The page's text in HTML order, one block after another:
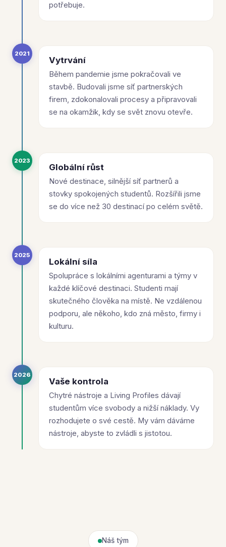
potřebuje.
2021
Vytrvání
Během pandemie jsme pokračovali ve
stavbě. Budovali jsme síť partnerských
firem, zdokonalovali procesy a připravovali
se na okamžik, kdy se svět znovu otevře.
2023
Globální růst
Nové destinace, silnější síť partnerů a
stovky spokojených studentů. Rozšířili jsme
se do více než 30 destinací po celém světě.
2025
Lokální síla
Spolupráce s lokálními agenturami a týmy v
každé klíčové destinaci. Studenti mají
skutečného člověka na místě. Ne vzdálenou
podporu, ale někoho, kdo zná město, firmy i
kulturu.
2026
Vaše kontrola
Chytré nástroje a Living Profiles dávají
studentům více svobody a nižší náklady. Vy
rozhodujete o své cestě. My vám dáváme
nástroje, abyste to zvládli s jistotou.
Náš tým